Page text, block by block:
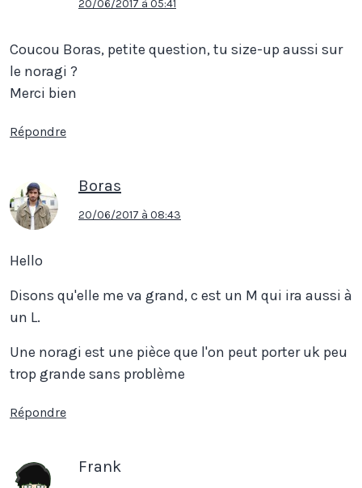
20/06/2017 à 05:41
Coucou Boras, petite question, tu size-up aussi sur
le noragi ?
Merci bien
Répondre
Boras
20/06/2017 à 08:43
Hello
Disons qu'elle me va grand, c est un M qui ira aussi à
un L.
Une noragi est une pièce que l'on peut porter uk peu
trop grande sans problème
Répondre
Frank